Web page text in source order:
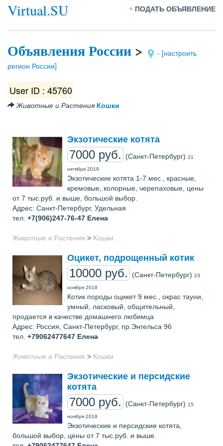
Virtual.SU + ПОДАТЬ ОБЪЯВЛЕНИЕ
Объявления России>
- [настроить
регион России]
User ID : 45760
Животные и Растения Кошки
Экзотические котята
7000 руб. (Санкт-Петербург) 21
октября 2019
Экзотические котята 1-7 мес., красные,
кремовые, колорные, черепаховые, цены
от 7 тыс.руб. и выше, большой выбор.
Адрес: Санкт-Петербург, Удельная
тел. +7(906)247-76-47 Елена
Животные и Растения > Кошки
Оцикет, подрощенный котик
10000 руб. (Санкт-Петербург) 23
ноября 2018
Котик породы оцикет 9 мес., окрас тауни,
умный, ласковый, общительный,
продается в качестве домашнего любимца
Адрес: Россия, Санкт-Петербург, пр.Энгельса 96
тел. +79062477647 Елена
Животные и Растения > Кошки
Экзотические и персидские
котята
7000 руб. (Санкт-Петербург) 15
ноября 2018
Экзотические и персидские котята,
большой выбор, цены от 7 тыс.руб. и выше.